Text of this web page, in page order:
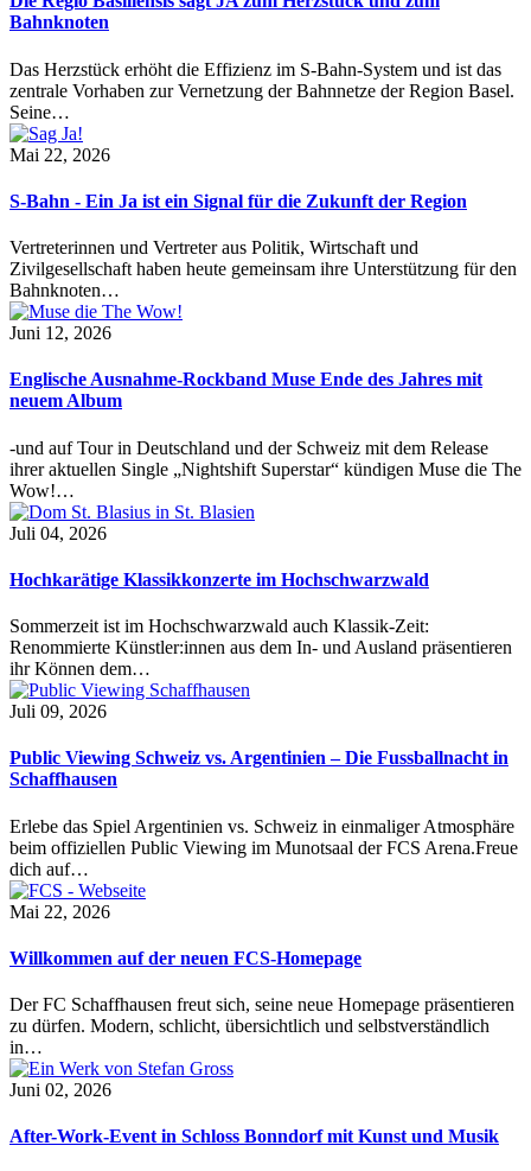
Bahnknoten
Das Herzstück erhöht die Effizienz im S-Bahn-System und ist das
zentrale Vorhaben zur Vernetzung der Bahnnetze der Region Basel.
Seine…
Mai 22, 2026
S-Bahn - Ein Ja ist ein Signal für die Zukunft der Region
Vertreterinnen und Vertreter aus Politik, Wirtschaft und
Zivilgesellschaft haben heute gemeinsam ihre Unterstützung für den
Bahnknoten…
Juni 12, 2026
Englische Ausnahme-Rockband Muse Ende des Jahres mit
neuem Album
-und auf Tour in Deutschland und der Schweiz mit dem Release
ihrer aktuellen Single „Nightshift Superstar“ kündigen Muse die The
Wow!…
Juli 04, 2026
Hochkarätige Klassikkonzerte im Hochschwarzwald
Sommerzeit ist im Hochschwarzwald auch Klassik-Zeit:
Renommierte Künstler:innen aus dem In- und Ausland präsentieren
ihr Können dem…
Juli 09, 2026
Public Viewing Schweiz vs. Argentinien – Die Fussballnacht in
Schaffhausen
Erlebe das Spiel Argentinien vs. Schweiz in einmaliger Atmosphäre
beim offiziellen Public Viewing im Munotsaal der FCS Arena.Freue
dich auf…
Mai 22, 2026
Willkommen auf der neuen FCS-Homepage
Der FC Schaffhausen freut sich, seine neue Homepage präsentieren
zu dürfen. Modern, schlicht, übersichtlich und selbstverständlich
in…
Juni 02, 2026
After-Work-Event in Schloss Bonndorf mit Kunst und Musik